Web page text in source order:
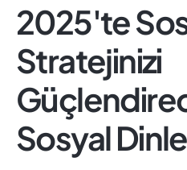
2025'te
Stratejinizi
Sosyal